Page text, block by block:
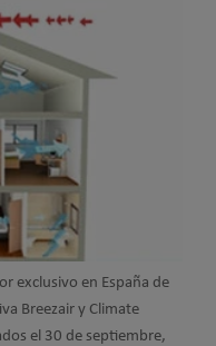
exclusivo en España de
Breezair y Climate
el 30 de septiembre,